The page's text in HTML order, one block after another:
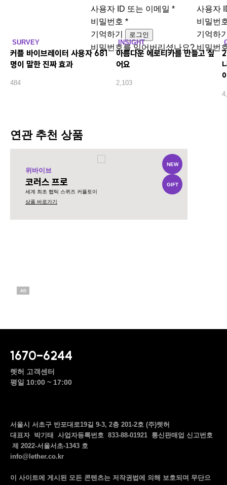
사용자 ID 또는 이메일 *
비밀번호 *
기억하기
로그인
비밀번호를 잊어버리셨나요?
SURVEY
커플 바이브레이터 사용자 681
명이 말한 진짜 효과
484
사용자
비밀번
기억하
비밀번
INSIGHT
아름다운 에로티카를 만들고 싶
어요
2,103
연관 추천 상품
NEW
GIFT
위바이브
코러스 프로
세계 최초 햅틱 스퀴즈 커플토이
상품 바로가기
AD
1670-6244
렛허 고객센터
평일 10:00 ~ 17:00
서울시 서초구 반포대로19길 9-3, 2층 201-2호 (주)렛허
대표자 박기태 사업자등록번호 833-88-01921 통신판매업 신고번호
제 2022-서울서초-1343 호
info@lether.co.kr
이 사이트에 게시된 모든 콘텐츠는 저작권법에 의해 보호되며 무단으